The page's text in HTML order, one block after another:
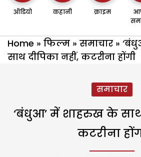
ऑडियो कहानी क्राइम
Home » फिल्म » समाचार »
साथ दीपिका नहीं, कटरीना होंगी
समाचार
‘बंधुआ’ में शाहरुख के साथ
कटरीना